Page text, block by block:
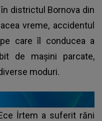
districtul Bornova din
vreme, accidentul
care îl conducea a
de mașini parcate,
moduri.
İrtem a suferit răni